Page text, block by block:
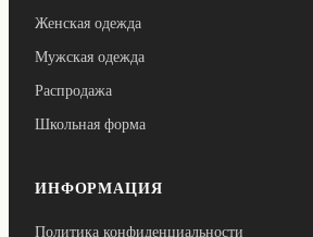
Женская одежда
Мужская одежда
Распродажа
Школьная форма
ИНФОРМАЦИЯ
Политика конфиденциальности